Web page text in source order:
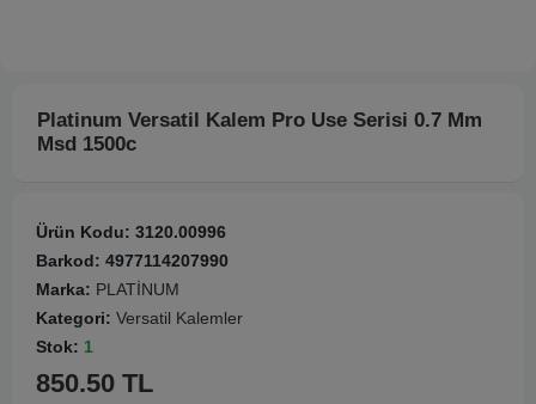
Platinum Versatil Kalem Pro Use Serisi 0.7 Mm
Msd 1500c
Ürün Kodu: 3120.00996
Barkod: 4977114207990
Marka: PLATİNUM
Kategori: Versatil Kalemler
Stok: 1
850.50 TL